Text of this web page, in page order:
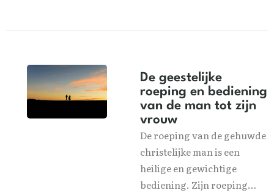
De geestelijke
roeping en bediening
van de man tot zijn
vrouw
De roeping van de gehuwde
christelijke man is een
heilige en gewichtige
bediening. Zijn roeping…